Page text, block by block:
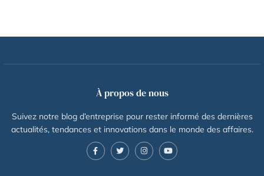
À propos de nous
Suivez notre blog d’entreprise pour rester informé des dernières
actualités, tendances et innovations dans le monde des affaires.